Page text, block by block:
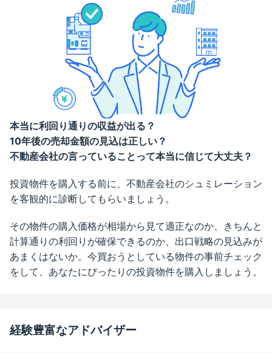
本当に利回り通りの収益が出る？
10年後の売却金額の見込は正しい？
不動産会社の言っていることって本当に信じて大丈夫？
投資物件を購入する前に、不動産会社のシュミレーション
を客観的に診断してもらいましょう。
その物件の購入価格が相場から見て適正なのか、きちんと
計算通りの利回りが確保できるのか、出口戦略の見込みが
あまくはないか。今買おうとしている物件の事前チェック
をして、あなたにぴったりの投資物件を購入しましょう。
経験豊富なアドバイザー